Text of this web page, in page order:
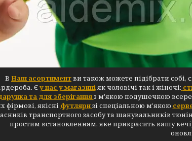
В Наш асортиментви також можете підібрати собі,
Єу нас у магазиніяк чоловічі так і жіночі:
та для зберіганняз м'якою подушечкою
фірмові, якісні футляризі спеціальною м'якою
транспортного засобу та шанувальників
простим встановленням, яке прикрасить вашу